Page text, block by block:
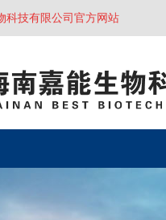
科技有限公司官方网站